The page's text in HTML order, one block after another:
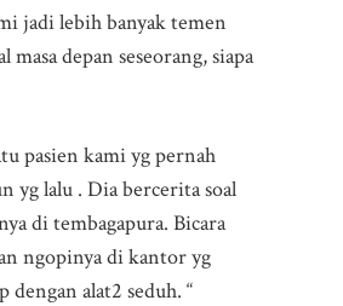
jadi lebih banyak temen
masa depan seseorang, siapa
pasien kami yg pernah
yg lalu . Dia bercerita soal
di tembagapura. Bicara
ngopinya di kantor yg
dengan alat2 seduh. “